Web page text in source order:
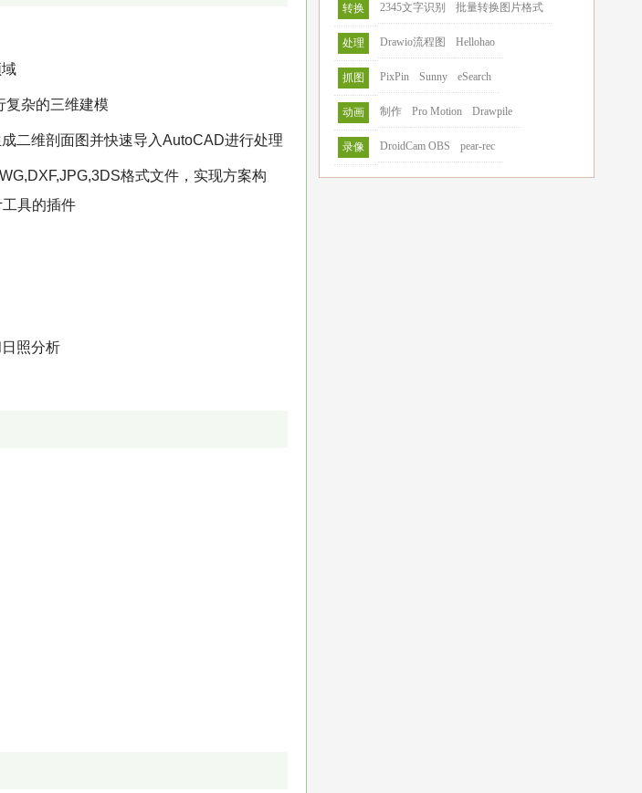
转换 2345文字识别 批量转换图片格式
处理 Drawio流程图 Hellohao
抓图 PixPin Sunny eSearch
动画 制作 Pro Motion Drawpile
录像 DroidCam OBS pear-rec
复杂的三维建模
二维剖面图并快速导入AutoCAD进行处理
格式文件，实现方案构
具的插件
照分析